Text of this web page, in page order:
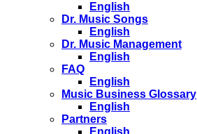
English
Dr. Music Songs
English
Dr. Music Management
English
FAQ
English
Music Business Glossary
English
Partners
English